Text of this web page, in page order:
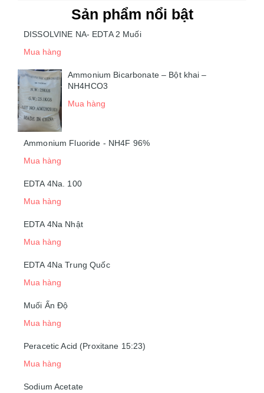
Sản phẩm nổi bật
DISSOLVINE NA- EDTA 2 Muối
Mua hàng
Ammonium Bicarbonate – Bột khai –
NH4HCO3
Mua hàng
Ammonium Fluoride - NH4F 96%
Mua hàng
EDTA 4Na. 100
Mua hàng
EDTA 4Na Nhật
Mua hàng
EDTA 4Na Trung Quốc
Mua hàng
Muối Ấn Độ
Mua hàng
Peracetic Acid (Proxitane 15:23)
Mua hàng
Sodium Acetate